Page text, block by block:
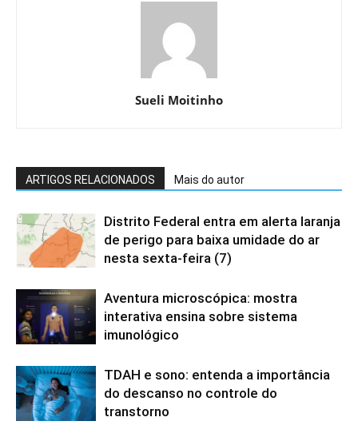
Sueli Moitinho
ARTIGOS RELACIONADOS Mais do autor
Distrito Federal entra em alerta laranja
de perigo para baixa umidade do ar
nesta sexta-feira (7)
Aventura microscópica: mostra
interativa ensina sobre sistema
imunológico
TDAH e sono: entenda a importância
do descanso no controle do
transtorno